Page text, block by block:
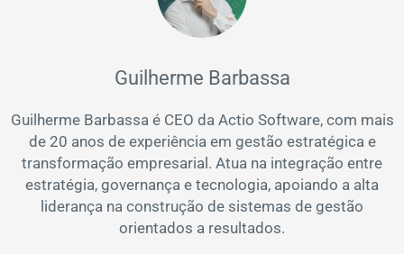
Guilherme Barbassa
Guilherme Barbassa é CEO da Actio Software, com mais
de 20 anos de experiência em gestão estratégica e
transformação empresarial. Atua na integração entre
estratégia, governança e tecnologia, apoiando a alta
liderança na construção de sistemas de gestão
orientados a resultados.